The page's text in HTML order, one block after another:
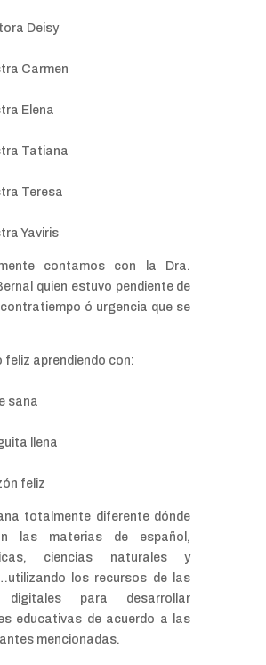
Deisy
Carmen
Elena
Tatiana
Teresa
Yaviris
contamos con la Dra.
quien estuvo pendiente de
ó urgencia que se
feliz aprendiendo con:
sana
llena
feliz
totalmente diferente dónde
las materias de español,
ciencias naturales y
los recursos de las
digitales para desarrollar
educativas de acuerdo a las
mencionadas.